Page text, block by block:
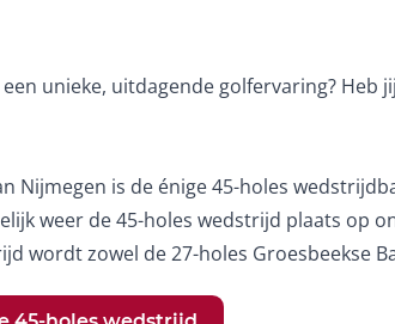
unieke, uitdagende golfervaring?
Nijmegen is de énige 45-holes
weer de 45-holes wedstrijd plaats op
wordt zowel de 27-holes Groesbeekse